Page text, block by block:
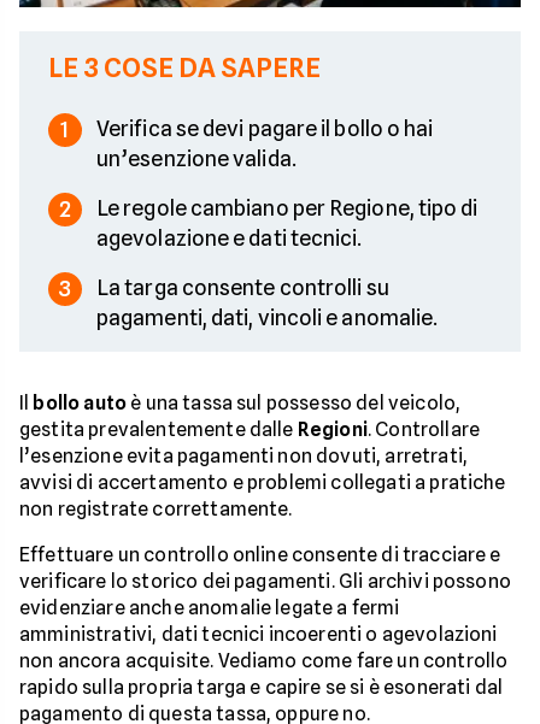
LE 3 COSE DA SAPERE
1
Verifica se devi pagare il bollo o hai
un’esenzione valida.
2
Le regole cambiano per Regione, tipo di
agevolazione e dati tecnici.
3
La targa consente controlli su
pagamenti, dati, vincoli e anomalie.
Il bollo auto è una tassa sul possesso del veicolo,
gestita prevalentemente dalle Regioni. Controllare
l’esenzione evita pagamenti non dovuti, arretrati,
avvisi di accertamento e problemi collegati a pratiche
non registrate correttamente.
Effettuare un controllo online consente di tracciare e
verificare lo storico dei pagamenti. Gli archivi possono
evidenziare anche anomalie legate a fermi
amministrativi, dati tecnici incoerenti o agevolazioni
non ancora acquisite. Vediamo come fare un controllo
rapido sulla propria targa e capire se si è esonerati dal
pagamento di questa tassa, oppure no.